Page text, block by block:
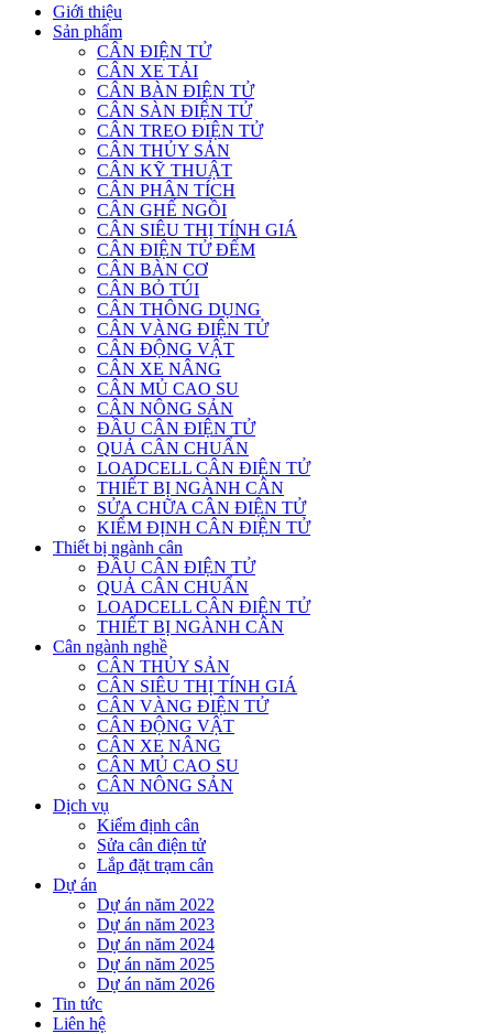
Giới thiệu
Sản phẩm
CÂN ĐIỆN TỬ
CÂN XE TẢI
CÂN BÀN ĐIỆN TỬ
CÂN SÀN ĐIỆN TỬ
CÂN TREO ĐIỆN TỬ
CÂN THỦY SẢN
CÂN KỸ THUẬT
CÂN PHÂN TÍCH
CÂN GHẾ NGỒI
CÂN SIÊU THỊ TÍNH GIÁ
CÂN ĐIỆN TỬ ĐẾM
CÂN BÀN CƠ
CÂN BỎ TÚI
CÂN THÔNG DỤNG
CÂN VÀNG ĐIỆN TỬ
CÂN ĐỘNG VẬT
CÂN XE NÂNG
CÂN MỦ CAO SU
CÂN NÔNG SẢN
ĐẦU CÂN ĐIỆN TỬ
QUẢ CÂN CHUẨN
LOADCELL CÂN ĐIỆN TỬ
THIẾT BỊ NGÀNH CÂN
SỬA CHỮA CÂN ĐIỆN TỬ
KIỂM ĐỊNH CÂN ĐIỆN TỬ
Thiết bị ngành cân
ĐẦU CÂN ĐIỆN TỬ
QUẢ CÂN CHUẨN
LOADCELL CÂN ĐIỆN TỬ
THIẾT BỊ NGÀNH CÂN
Cân ngành nghề
CÂN THỦY SẢN
CÂN SIÊU THỊ TÍNH GIÁ
CÂN VÀNG ĐIỆN TỬ
CÂN ĐỘNG VẬT
CÂN XE NÂNG
CÂN MỦ CAO SU
CÂN NÔNG SẢN
Dịch vụ
Kiểm định cân
Sửa cân điện tử
Lắp đặt trạm cân
Dự án
Dự án năm 2022
Dự án năm 2023
Dự án năm 2024
Dự án năm 2025
Dự án năm 2026
Tin tức
Liên hệ